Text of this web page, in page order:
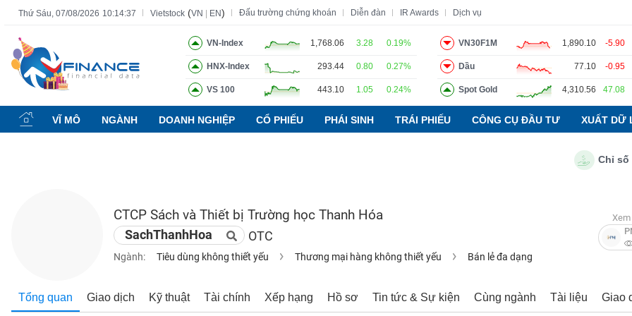
Thứ Sáu, 07/08/2026 10:14:38 Vietstock (VN EN) Đấu trường chứng khoán Diễn đàn IR Awards Dịch vụ
VN-Index 1,768.06 3.28 0.19%
HNX-Index 293.44 0.80 0.27%
VS 100 443.10 1.05 0.24%
VN30F1M 1,890.10 -5.90
Dầu 77.10 -0.95
Spot Gold 4,310.56 47.08
VĨ MÔ NGÀNH DOANH NGHIỆP CỔ PHIẾU PHÁI SINH TRÁI PHIẾU CÔNG CỤ ĐẦU TƯ XUẤT DỮ
Chỉ số
CTCP Sách và Thiết bị Trường học Thanh Hóa
SachThanhHoa OTC
Ngành: Tiêu dùng không thiết yếu Thương mại hàng không thiết yếu Bán lẻ đa dạng
Tổng quan Giao dịch Kỹ thuật Tài chính Xếp hạng Hồ sơ Tin tức & Sự kiện Cùng ngành Tài liệu Giao
Tất cả Tính năng Ngành Mã chứng khoán Lãnh đạo Báo cáo phân tích Thuật ngữ
Tính
năng
(-)
NGHIỆP